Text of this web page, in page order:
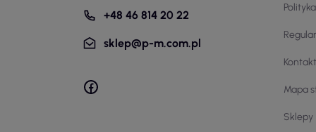
+48 46 814 20 22
sklep@p-m.com.pl
Mapa
Sklepy